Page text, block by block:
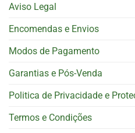
Aviso Legal
Encomendas e Envios
Modos de Pagamento
Garantias e Pós-Venda
Politica de Privacidade e
Termos e Condições